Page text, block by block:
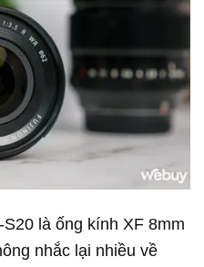
là ống kính XF 8mm
nhắc lại nhiều về